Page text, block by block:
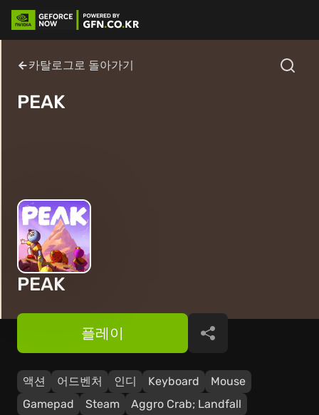
카탈로그로 돌아가기
PEAK
PEAK
액션 어드벤처 인디 Keyboard
Mouse
Gamepad
Steam
Aggro Crab; Landfall
플레이 공유